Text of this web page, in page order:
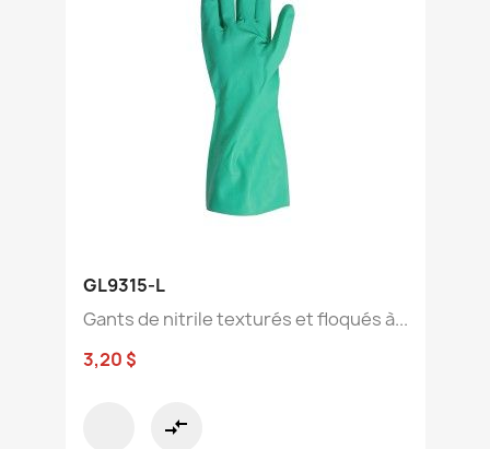
GL9315-L
Gants de nitrile texturés et floqués à...
3,20 $
compare_arrows